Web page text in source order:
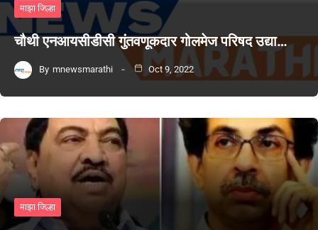
माझा जिल्हा
चौथी एनआयसीडीसी गुंतवणूकदार गोलमेज परिषद उद्या…
By mnewsmarathi Oct 9, 2022
माझा जिल्हा